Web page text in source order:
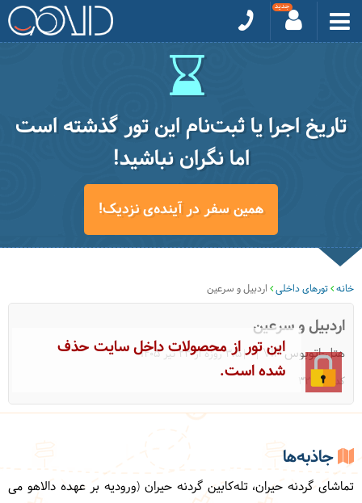
تاریخ اجرا یا ثبت‌نام این تور گذشته است
اما نگران نباشید!
همین سفر در آینده‌ی نزدیک!
خانه تورهای داخلی اردبیل و سرعین
اردبیل و سرعین
هتل-اتوبوس VIP
|3.5 روزه از 23 تیر 1405
کد: 32965
این تور از محصولات داخل سایت حذف
شده است.
جاذبه‌ها
تماشای گردنه حیران، تله‌کابین گردنه حیران (ورودیه بر عهده دالاهو می